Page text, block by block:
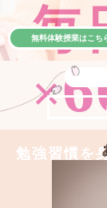
毎
×
勉強習慣を
＼
無料体験授業はこち